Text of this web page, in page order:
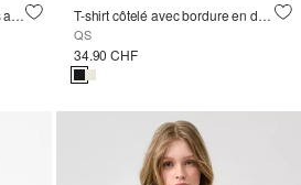
Manches longues raccourcies avec détails de broderie T-shirt côtelé avec bordure en dentelle
QS
34.90 CHF